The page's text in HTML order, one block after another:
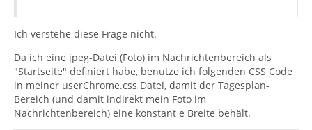
Ich verstehe diese Frage nicht.
Da ich eine jpeg-Datei (Foto) im Nachrichtenbereich als
"Startseite" definiert habe, benutze ich folgenden CSS Code
in meiner userChrome.css Datei, damit der Tagesplan-
Bereich (und damit indirekt mein Foto im
Nachrichtenbereich) eine konstant e Breite behält.